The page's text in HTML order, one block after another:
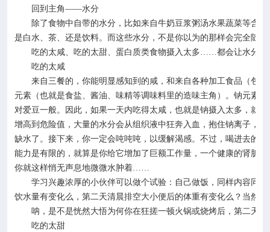
回到主角——水分
除了食物中自带的水分，比如来自牛奶豆浆粥汤水果蔬菜等含水
是白水、茶、还是饮料。而这些水分，不是你以为的那样会完全随
吃的太咸、吃的太甜、蛋白质类食物摄入太多……都会让水分在
吃的太咸
来自三餐的，你能明显感知到的咸，和来自各种加工食品（包
元素（也就是食盐、酱油、味精等调味料里的造味主角）。钠元素
对爱豆一般。因此，如果一天内吃得太咸，也就是钠摄入太多，就
增高到危险值，大量的水分会从组织液中狂奔入血，抱住钠离子，
缺水了。接下来，你一定会吨吨吨，以缓解渴感。不过，喝进去的
能力是有限的，就算是你给它增加了巨额工作量，一个健康的肾脏
你就这样悄无声息地微微水肿着……
学习兴趣浓厚的小伙伴可以做个试验：自己做饭，同样内容同
饮水量有变化么，第二天清晨排空大小便后的体重有变化么？当然
呐，是不是恍然大悟为何你在狂搓一顿火锅或烧烤后，第二天
吃的太甜